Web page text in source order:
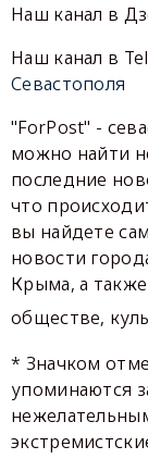
Наш канал в
Наш канал в
Севастополя
"ForPost" -
можно найти
последние
что
вы найдете
новости
Крыма, а
обществе,
* Значком
упоминаются